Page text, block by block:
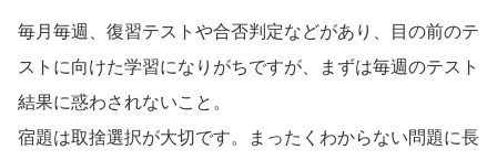
毎月毎週、復習テストや合否判定などがあり、目の前のテ
ストに向けた学習になりがちですが、まずは毎週のテスト
結果に惑わされないこと。
宿題は取捨選択が大切です。まったくわからない問題に長